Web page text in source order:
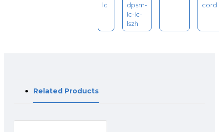
lc
dpsm-
lc-lc-
lszh
cord
Related Products